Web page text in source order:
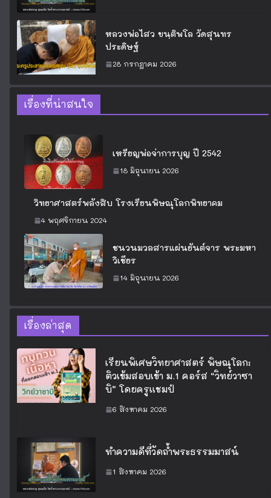
หลวงพ่อไสว ขนฺติพโล วัดสุนทร
ประดิษฐ์
28 กรกฎาคม 2026
เรื่องที่น่าสนใจ
เหรียญพ่อจ่าการบุญ ปี 2542
18 มิถุนายน 2026
วิทยาศาสตร์พลังสิบ โรงเรียนพิษณุโลกพิทยาคม
4 พฤศจิกายน 2024
ชนวนมวลสารแผ่นยันต์จาร พระมหา
วิเชียร
14 มิถุนายน 2026
เรื่องล่าสุด
เรียนพิเศษวิทยาศาสตร์ พิษณุโลก:
ติวเข้มสอบเข้า ม.1 คอร์ส “วิทย์วาซา
บิ” โดยครูแชมป์
6 สิงหาคม 2026
ทำความดีที่วัดถ้ำพระธรรมมาสน์
1 สิงหาคม 2026